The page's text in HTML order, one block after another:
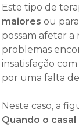
Este tipo de
maiores ou
possam afetar
problemas
insatisfação
por uma falta
Neste caso, a
Quando o